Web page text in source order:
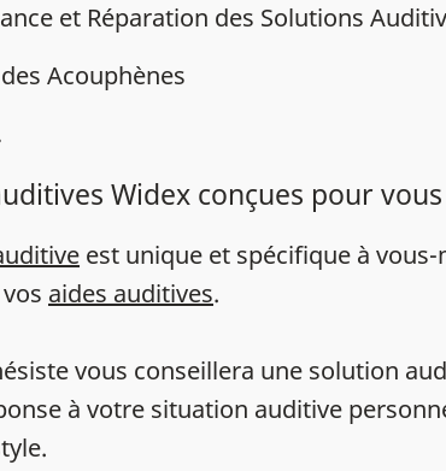
et Réparation des Solutions
Acouphènes
Widex conçues pour vous
est unique et spécifique à vous-
aides auditives.
vous conseillera une solution
à votre situation auditive